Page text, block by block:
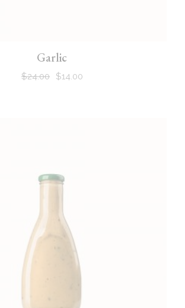
Garlic
$24.00 $14.00